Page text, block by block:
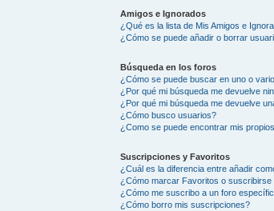
Amigos e Ignorados
¿Qué es la lista de Mis Amigos e
¿Cómo se puede añadir o borrar
Búsqueda en los foros
¿Cómo se puede buscar en uno o
¿Por qué mi búsqueda me devuelve
¿Por qué mi búsqueda me devuelve
¿Cómo busco usuarios?
¿Como se puede encontrar mis
Suscripciones y Favoritos
¿Cuál es la diferencia entre añadir
¿Cómo marcar Favoritos o
¿Cómo me suscribo a un foro
¿Cómo borro mis suscripciones?